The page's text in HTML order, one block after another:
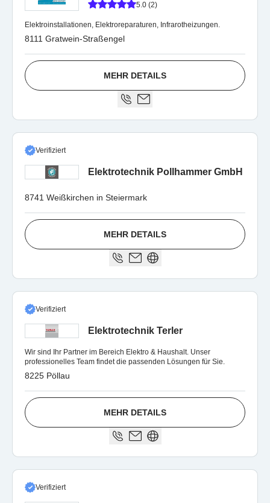
5.0 (2)
Elektroinstallationen, Elektroreparaturen, Infrarotheizungen.
8111 Gratwein-Straßengel
MEHR DETAILS
Verifiziert
Elektrotechnik Pollhammer GmbH
8741 Weißkirchen in Steiermark
MEHR DETAILS
Verifiziert
Elektrotechnik Terler
Wir sind Ihr Partner im Bereich Elektro & Haushalt. Unser
professionelles Team findet die passenden Lösungen für Sie.
8225 Pöllau
MEHR DETAILS
Verifiziert